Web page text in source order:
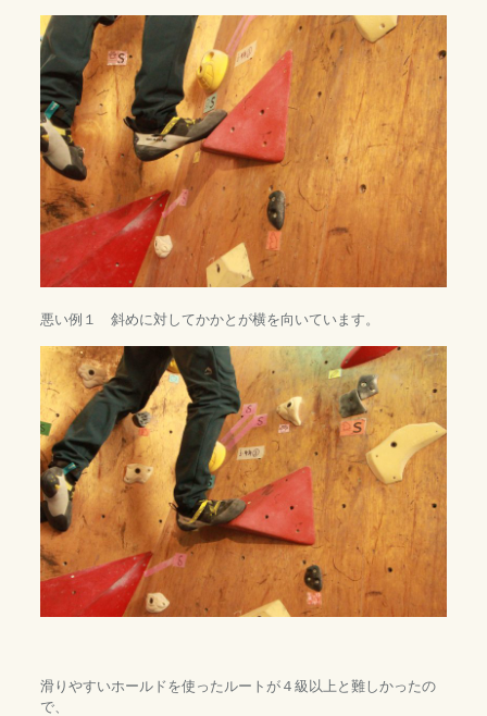
悪い例１ 斜めに対してかかとが横を向いています。
滑りやすいホールドを使ったルートが４級以上と難しかったの
で、